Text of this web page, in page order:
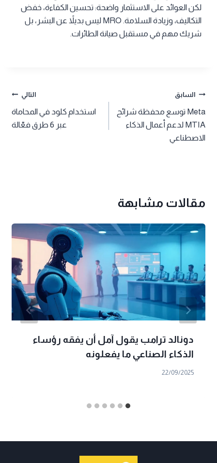
لكن العوائد على الاستثمار واضحة: تحسين الكفاءة، خفض
التكاليف، وزيادة السلامة. MRO ليس بديلاً عن البشر، بل
شريك مهم في مستقبل صيانة الطائرات.
تصفّح
المقالات
السابق
Meta توسع محفظة شرائح
MTIA لدعم أعمال الذكاء
الاصطناعي
التالي
استخدام كلود في المحاماة
عبر 6 طرق فعّالة
مقالات مشابهة
دونالد ترامب يقول آمل أن يفقه رؤساء
الذكاء الصناعي ما يفعلونه
22/09/2025